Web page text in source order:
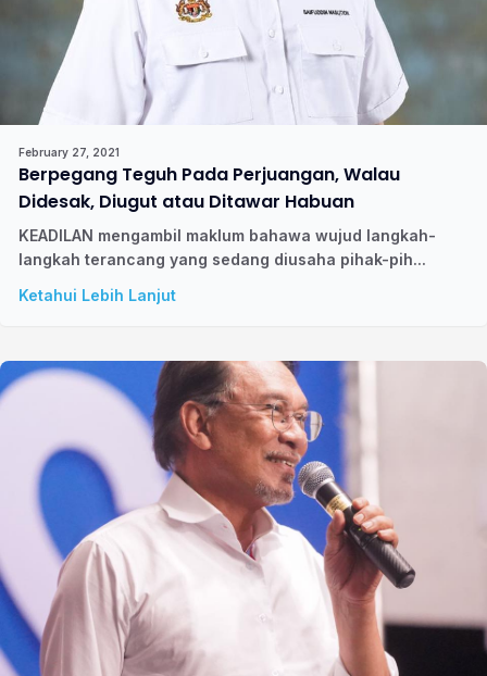
February 27, 2021
Berpegang Teguh Pada Perjuangan, Walau
Didesak, Diugut atau Ditawar Habuan
KEADILAN mengambil maklum bahawa wujud langkah-
langkah terancang yang sedang diusaha pihak-pih...
Ketahui Lebih Lanjut